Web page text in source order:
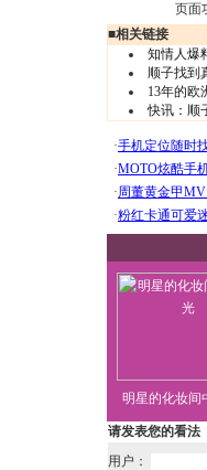
页面
■相关链接
知情人爆
顺子找到
13年的欧
快讯：顺
明星的化妆间
请发表您的看法
用户：